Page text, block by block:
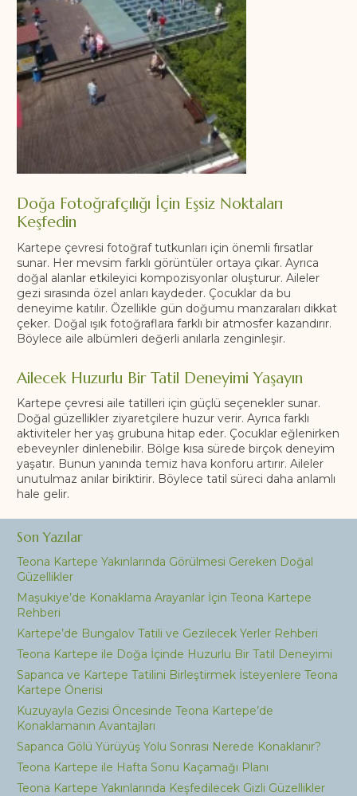
Doğa Fotoğrafçılığı İçin Eşsiz Noktaları
Keşfedin
Kartepe çevresi fotoğraf tutkunları için önemli fırsatlar
sunar. Her mevsim farklı görüntüler ortaya çıkar. Ayrıca
doğal alanlar etkileyici kompozisyonlar oluşturur. Aileler
gezi sırasında özel anları kaydeder. Çocuklar da bu
deneyime katılır. Özellikle gün doğumu manzaraları dikkat
çeker. Doğal ışık fotoğraflara farklı bir atmosfer kazandırır.
Böylece aile albümleri değerli anılarla zenginleşir.
Ailecek Huzurlu Bir Tatil Deneyimi Yaşayın
Kartepe çevresi aile tatilleri için güçlü seçenekler sunar.
Doğal güzellikler ziyaretçilere huzur verir. Ayrıca farklı
aktiviteler her yaş grubuna hitap eder. Çocuklar eğlenirken
ebeveynler dinlenebilir. Bölge kısa sürede birçok deneyim
yaşatır. Bunun yanında temiz hava konforu artırır. Aileler
unutulmaz anılar biriktirir. Böylece tatil süreci daha anlamlı
hale gelir.
Son Yazılar
Teona Kartepe Yakınlarında Görülmesi Gereken Doğal
Güzellikler
Maşukiye’de Konaklama Arayanlar İçin Teona Kartepe
Rehberi
Kartepe’de Bungalov Tatili ve Gezilecek Yerler Rehberi
Teona Kartepe ile Doğa İçinde Huzurlu Bir Tatil Deneyimi
Sapanca ve Kartepe Tatilini Birleştirmek İsteyenlere Teona
Kartepe Önerisi
Kuzuyayla Gezisi Öncesinde Teona Kartepe’de
Konaklamanın Avantajları
Sapanca Gölü Yürüyüş Yolu Sonrası Nerede Konaklanır?
Teona Kartepe ile Hafta Sonu Kaçamağı Planı
Teona Kartepe Yakınlarında Keşfedilecek Gizli Güzellikler